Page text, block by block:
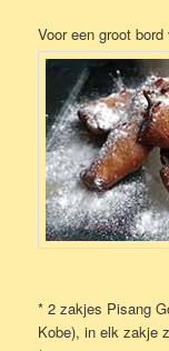
Voor een groot
* 2 zakjes Pisang
Kobe), in elk zakje